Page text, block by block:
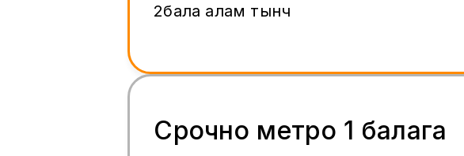
2бала алам тынч
Срочно метро 1 балага